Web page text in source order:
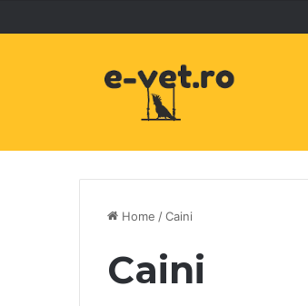
Home /Caini
Caini